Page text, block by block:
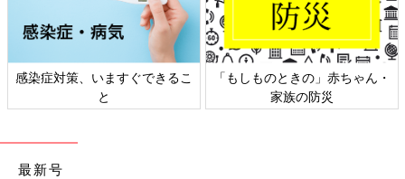
ウォッシュ」（0.8g×34包 2,700円）は、毛穴汚れ、黒ずみ、古
い角質をすっきり洗い流す酵素洗顔料。もっちり泡が心地よく、
肌を労りながら洗えます。洗い上がりも爽快。個包装になってい
るので、毎回適量を使えて、しかも保管も楽ちん。毎回フレッシ
ュな酵素洗顔ができます。
感染症対策、いますぐできるこ
と
「もしものときの」赤ちゃん・
家族の防災
最新号